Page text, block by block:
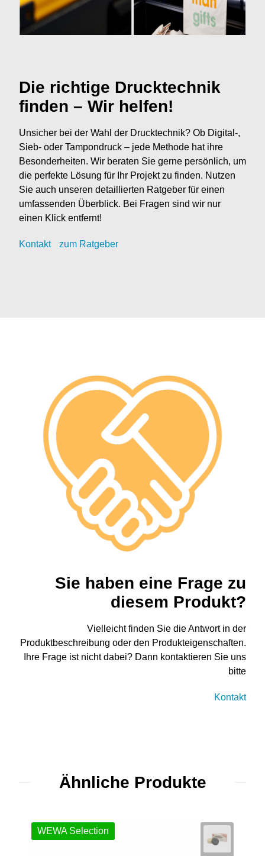
Die richtige Drucktechnik
finden – Wir helfen!
Unsicher bei der Wahl der Drucktechnik? Ob Digital-,
Sieb- oder Tampondruck – jede Methode hat ihre
Besonderheiten. Wir beraten Sie gerne persönlich, um
die perfekte Lösung für Ihr Projekt zu finden. Nutzen
Sie auch unseren detaillierten Ratgeber für einen
umfassenden Überblick. Bei Fragen sind wir nur
einen Klick entfernt!
Kontakt zum Ratgeber
Sie haben eine Frage zu
diesem Produkt?
Vielleicht finden Sie die Antwort in der
Produktbeschreibung oder den Produkteigenschaften.
Ihre Frage ist nicht dabei? Dann kontaktieren Sie uns
bitte
Kontakt
Ähnliche Produkte
WEWA Selection